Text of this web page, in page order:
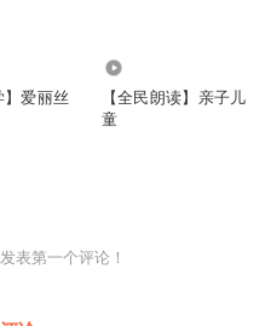
】爱丽丝
【全民朗读】亲子儿
童
表第一个评论！